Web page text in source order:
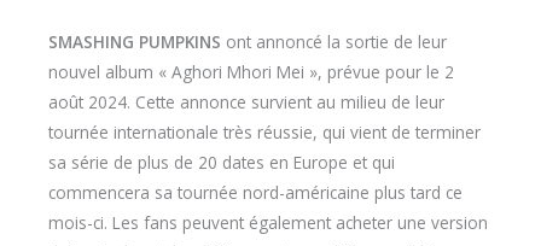
SMASHING PUMPKINS ont annoncé la sortie de leur
nouvel album « Aghori Mhori Mei », prévue pour le 2
août 2024. Cette annonce survient au milieu de leur
tournée internationale très réussie, qui vient de terminer
sa série de plus de 20 dates en Europe et qui
commencera sa tournée nord-américaine plus tard ce
mois-ci. Les fans peuvent également acheter une version